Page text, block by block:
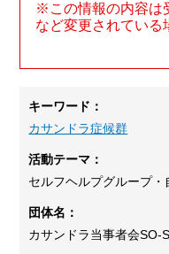
※この情報の内容は
など変更されている
キーワード：
カサンドラ症候群
活動テーマ：
セルフヘルプグループ・
団体名：
カサンドラ当事者会SO-